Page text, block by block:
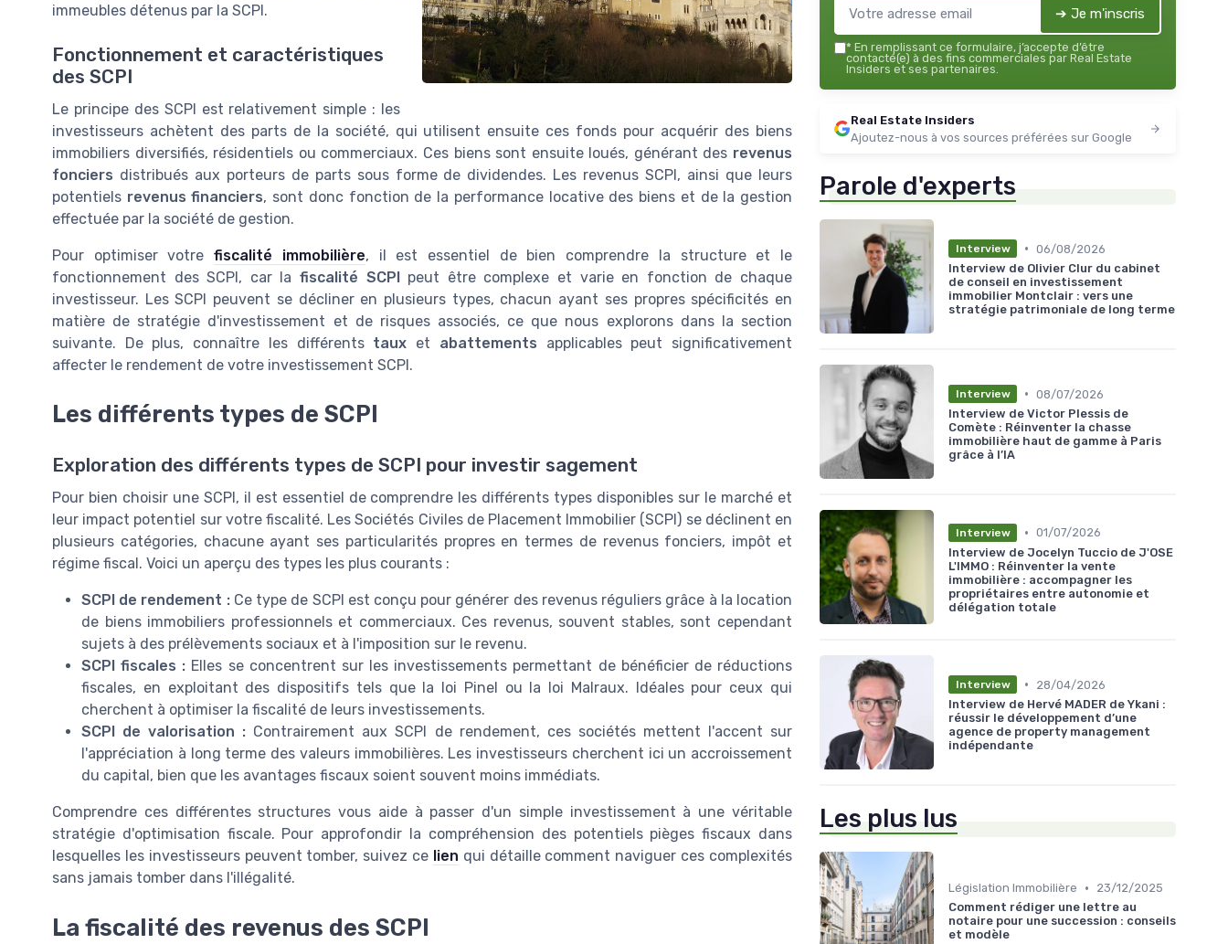
immeubles détenus par la SCPI.
Fonctionnement et caractéristiques
des SCPI
Le principe des SCPI est relativement simple : les
investisseurs achètent des parts de la société, qui utilisent ensuite ces fonds pour acquérir des biens
immobiliers diversifiés, résidentiels ou commerciaux. Ces biens sont ensuite loués, générant des revenus
fonciers distribués aux porteurs de parts sous forme de dividendes. Les revenus SCPI, ainsi que leurs
potentiels revenus financiers, sont donc fonction de la performance locative des biens et de la gestion
effectuée par la société de gestion.
Pour optimiser votrefiscalité immobilière, il est essentiel de bien comprendre la structure et le
fonctionnement des SCPI, car la fiscalité SCPIpeut être complexe et varie en fonction de chaque
investisseur. Les SCPI peuvent se décliner en plusieurs types, chacun ayant ses propres spécificités en
matière de stratégie d'investissement et de risques associés, ce que nous explorons dans la section
suivante. De plus, connaître les différents taux et abattements applicables peut significativement
affecter le rendement de votre investissement SCPI.
Les différents types de SCPI
Exploration des différents types de SCPI pour investir sagement
Pour bien choisir une SCPI, il est essentiel de comprendre les différents types disponibles sur le marché et
leur impact potentiel sur votre fiscalité. Les Sociétés Civiles de Placement Immobilier (SCPI) se déclinent en
plusieurs catégories, chacune ayant ses particularités propres en termes de revenus fonciers, impôt et
régime fiscal. Voici un aperçu des types les plus courants :
SCPI de rendement :Ce type de SCPI est conçu pour générer des revenus réguliers grâce à la location
de biens immobiliers professionnels et commerciaux. Ces revenus, souvent stables, sont cependant
sujets à des prélèvements sociaux et à l'imposition sur le revenu.
SCPI fiscales : Elles se concentrent sur les investissements permettant de bénéficier de réductions
fiscales, en exploitant des dispositifs tels que la loi Pinel ou la loi Malraux. Idéales pour ceux qui
cherchent à optimiser la fiscalité de leurs investissements.
SCPI de valorisation : Contrairement aux SCPI de rendement, ces sociétés mettent l'accent sur
l'appréciation à long terme des valeurs immobilières. Les investisseurs cherchent ici un accroissement
du capital, bien que les avantages fiscaux soient souvent moins immédiats.
Comprendre ces différentes structures vous aide à passer d'un simple investissement à une véritable
stratégie d'optimisation fiscale. Pour approfondir la compréhension des potentiels pièges fiscaux dans
lesquelles les investisseurs peuvent tomber, suivez ce lien qui détaille comment naviguer ces complexités
sans jamais tomber dans l'illégalité.
La fiscalité des revenus des SCPI
➔ Je m'inscris
* En remplissant ce formulaire, j’accepte d’être
contacté(e) à des fins commerciales par Real Estate
Insiders et ses partenaires.
Real Estate Insiders
Ajoutez-nous à vos sources préférées sur Google
Parole d'experts
Interview • 06/08/2026
Interview de Olivier Clur du cabinet
de conseil en investissement
immobilier Montclair : vers une
stratégie patrimoniale de long terme
Interview • 08/07/2026
Interview de Victor Plessis de
Comète : Réinventer la chasse
immobilière haut de gamme à Paris
grâce à l’IA
Interview • 01/07/2026
Interview de Jocelyn Tuccio de J'OSE
L'IMMO : Réinventer la vente
immobilière : accompagner les
propriétaires entre autonomie et
délégation totale
Interview •
28/04/2026
Interview de Hervé MADER de Ykani :
réussir le développement d’une
agence de property management
indépendante
Les plus lus
Législation Immobilière •
23/12/2025
Comment rédiger une lettre au
notaire pour une succession : conseils
et modèle